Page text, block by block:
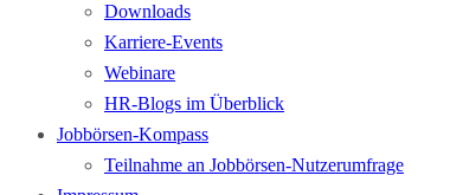
Downloads
Karriere-Events
Webinare
HR-Blogs im Überblick
Jobbörsen-Kompass
Teilnahme an Jobbörsen-Nutzerumfrage